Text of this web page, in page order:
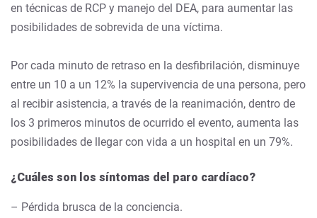
en técnicas de RCP y manejo del DEA, para aumentar las
posibilidades de sobrevida de una víctima.
Por cada minuto de retraso en la desfibrilación, disminuye
entre un 10 a un 12% la supervivencia de una persona, pero
al recibir asistencia, a través de la reanimación, dentro de
los 3 primeros minutos de ocurrido el evento, aumenta las
posibilidades de llegar con vida a un hospital en un 79%.
¿Cuáles son los síntomas del paro cardíaco?
– Pérdida brusca de la conciencia.